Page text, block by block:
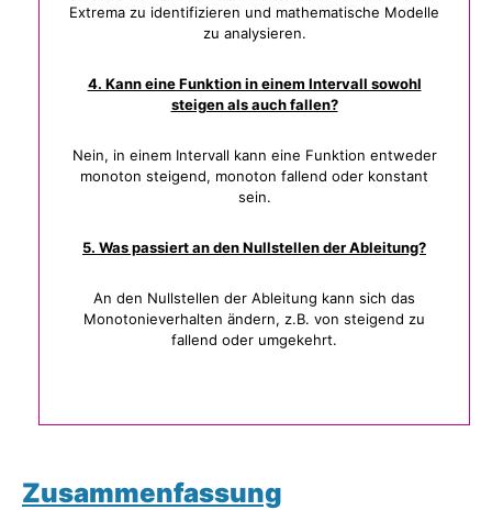
Extrema zu identifizieren und mathematische Modelle
zu analysieren.
4. Kann eine Funktion in einem Intervall sowohl
steigen als auch fallen?
Nein, in einem Intervall kann eine Funktion entweder
monoton steigend, monoton fallend oder konstant
sein.
5. Was passiert an den Nullstellen der Ableitung?
An den Nullstellen der Ableitung kann sich das
Monotonieverhalten ändern, z.B. von steigend zu
fallend oder umgekehrt.
Zusammenfassung